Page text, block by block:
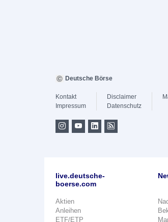
Deutsche Börse
Kontakt
Impressum
Disclaimer
Datenschutz
live.deutsche-
boerse.com
Aktien
Anleihen
ETF/ETP